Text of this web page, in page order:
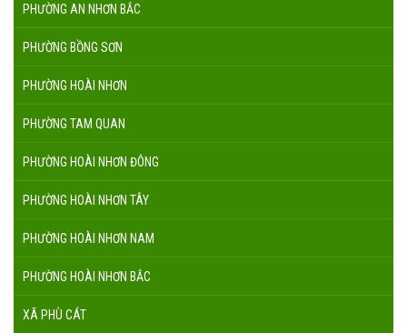
PHƯỜNG AN NHƠN BẮC
PHƯỜNG BỒNG SƠN
PHƯỜNG HOÀI NHƠN
PHƯỜNG TAM QUAN
PHƯỜNG HOÀI NHƠN ĐÔNG
PHƯỜNG HOÀI NHƠN TÂY
PHƯỜNG HOÀI NHƠN NAM
PHƯỜNG HOÀI NHƠN BẮC
XÃ PHÙ CÁT